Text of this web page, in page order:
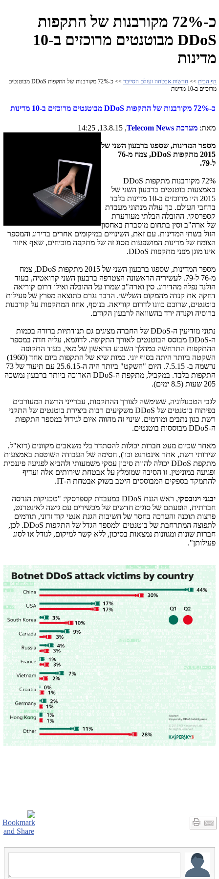
כ-72% מקורבנות של התקפות
DDoS מבוטנטים מרוכזים ב-10
מדינות
דף הבית >> חדשות אבטחה ועולם הסייבר
>> כ-72% מקורבנות של התקפות DDoS מבוטנטים
מרוכזים ב-10 מדינות
כ-72% מקורבנות של התקפות DDoS מבוטנטים מרוכזים ב-10 מדינות
מאת: מערכת Telecom News
, 13.8.15, 14:25
מספר המדינות, שספגו ברבעון השני של
2015 מתקפות
,DDoS
צמח מ-76
ל-79.
72% מקורבנות מתקפות
DDoS
באמצעות בוטנטים ברבעון השני של
2015 היו מרוכזים ב-10 מדינות בלבד
ברחבי העולם. כך עולה מנתוני מעבדת
קספרסקי. ההובלה הבלתי מעורערת
של ארה"ב וסין בתחום מוסברת באחסון
הזול בשתי המדינות. עם זאת, השינויים במיקומים אחרים בדירוג והמספר
הצומח של מדינות המושפעות מסוג זה של מתקפה מוכיחים, שאף איזור
אינו מוגן מפני מתקפות DDoS
.
מספר המדינות, שספגו ברבעון השני של 2015 מתקפות ,DDoS צמח
מ-76 ל-79. לעשיריה הראשונה הצטרפה ברבעון השני קרואטיה, בעוד
הולנד נפלה מהדירוג. סין וארה"ב שמרו על ההובלה ואילו דרום קוריאה
דחקה את קנדה מהמקום השלישי. הדבר נגרם כתוצאה מפרץ של פעילות
בוטנטים, שרובם כוונו לדרום קוריאה. בנוסף, אחוז המתקפות על קורבנות
ברוסיה וקנדה ירד בהשוואה לרבעון הקודם.
נתוני מודיעין ה-DDoS של החברה מציגים גם תנודתיות ברורה בכמות
ה-DDoS מבוסס הבוטנטים לאורך התקופה. לדוגמא, עליה חדה במספר
ההתקפות התרחשה במהלך השבוע הראשון של מאי, בעוד התקופה
השקטה ביותר היתה בסוף יוני. כמות שיא של התקפות ביום אחד (1960
)
נרשמה ב- 7.5.15. היום "השקט" ביותר היה ה-25.6.15 עם תיעוד של 73
התקפות בלבד. במקביל, מתקפת ה-DDoS הארוכה ביותר ברבעון נמשכה
205 שעות (
8.5 ימים).
לגבי הטכנולוגיה, ששימשה לצורך ההתקפות, עברייני הרשת המעורבים
בפיתוח בוטנטים של DDoS משקיעים רבות ביצירת בוטנטים של התקני
רשת כגון נתבים ומודמים. שינוי זה מהווה איום לגידול במספר התקפות
ה-DDoS מבוססות בוטנטים.
מאחר שכיום מעט חברות יכולות להסתדר בלי משאבים מקוונים (דוא"ל,
שירותי רשת, אתר אינטרנט וכו'), חסימה של העבודה השוטפת באמצעות
מתקפת DDoS יכולה להוות סיכון עסקי משמעותי ולהביא לפגיעה פיננסית
ופגיעה במוניטין. זו הסיבה שמומלץ על אבטחת שירותים אלה ועדיף
להתמקד בספקים המבוססים היטב בשוק אבטחת ה-IT
.
יבגני ויגובסקי, ראש הגנת DDoS במעבדת קספרסקי: "טכניקות הנדסה
חברתית, הופעתם של סוגים חדשים של מכשירים עם גישה לאינטרנט,
פרצות תוכנה והערכה בחסר של חשיבות הגנת אנטי קוד זדוני, תורמים
לתפוצה המתרחבת של בוטנטים ולמספר הגדל של התקפות DDoS. לכן,
חברות שונות ומגוונות נמצאות בסיכון, ללא קשר למיקום, לגודל או לסוג
פעילותן".